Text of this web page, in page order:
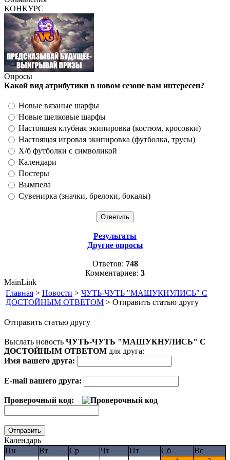
КОНКУРС
Опросы
Какой вид атрибутики в новом сезоне вам интересен?
Новые вязаные шарфы
Новые шелковые шарфы
Настоящая клубная экипировка (костюм, кросовки)
Настоящая игровая экипировка (футболка, трусы)
Х/б футболки с символикой
Календари
Постеры
Вымпела
Сувенирка (значки, брелоки, бокалы)
Результаты
Другие опросы
Ответов: 748
Комментариев: 3
MainLink
Главная > Новости > ЧУТЬ-ЧУТЬ "МАШУКНУЛИСЬ" С
ДОСТОЙНЫМ ОТВЕТОМ > Отправить статью другу
Отправить статью другу
Выслать новость ЧУТЬ-ЧУТЬ "МАШУКНУЛИСЬ" С
ДОСТОЙНЫМ ОТВЕТОМ для друга:
Имя вашего друга:
E-mail вашего друга:
Проверочный код:
Календарь
Пн
Вт Ср Чт Пт Сб
Вс